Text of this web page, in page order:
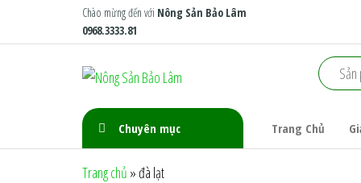
Chào mừng đến với Nông Sản Bảo Lâm
0968.3333.81
Sản
Lâm
Xanh
Chuyên mục Trang Chủ
Trang chủ »đà lạt